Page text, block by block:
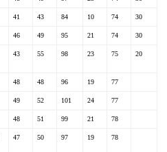
41 43 84 10 74 30
46 49 95 21 74 30
43 55 98 23 75 20
48 48 96 19 77
49 52 101 24 77
48 51 99 21 78
47 50 97 19 78